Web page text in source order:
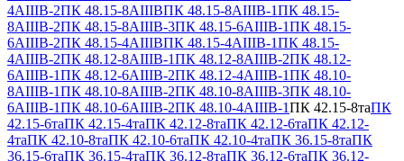
4АIIIВ-2ПК 48.15-8АIIIВПК 48.15-8АIIIВ-1ПК 48.15-
8АIIIВ-2ПК 48.15-8АIIIВ-3ПК 48.15-6АIIIВ-1ПК 48.15-
6АIIIВ-2ПК 48.15-4АIIIВПК 48.15-4АIIIВ-1ПК 48.15-
4АIIIВ-2ПК 48.12-8АIIIВ-1ПК 48.12-8АIIIВ-2ПК 48.12-
6АIIIВ-1ПК 48.12-6АIIIВ-2ПК 48.12-4АIIIВ-1ПК 48.10-
8АIIIВ-1ПК 48.10-8АIIIВ-2ПК 48.10-8АIIIВ-3ПК 48.10-
6АIIIВ-1ПК 48.10-6АIIIВ-2ПК 48.10-4АIIIВ-1ПК 42.15-8таПК
42.15-6таПК 42.15-4таПК 42.12-8таПК 42.12-6таПК 42.12-
4таПК 42.10-8таПК 42.10-6таПК 42.10-4таПК 36.15-8таПК
36.15-6таПК 36.15-4таПК 36.12-8таПК 36.12-6таПК 36.12-